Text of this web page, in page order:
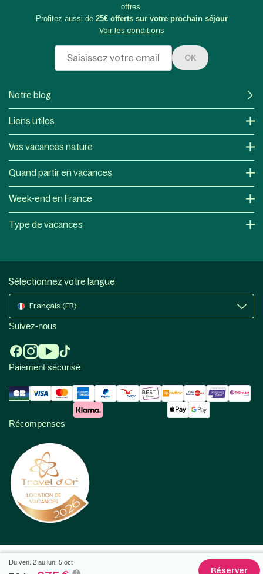
Du ven. 2 au lun. 5 oct
Réserver
offres.
Profitez aussi de 25€ offerts sur votre prochain séjour
Voir les conditions
OK
Notre blog
Liens utiles
Vos vacances nature
Quand partir en vacances
Week-end en France
Type de vacances
Sélectionnez votre langue
Français (FR)
Suivez-nous
Paiement sécurisé
Récompenses